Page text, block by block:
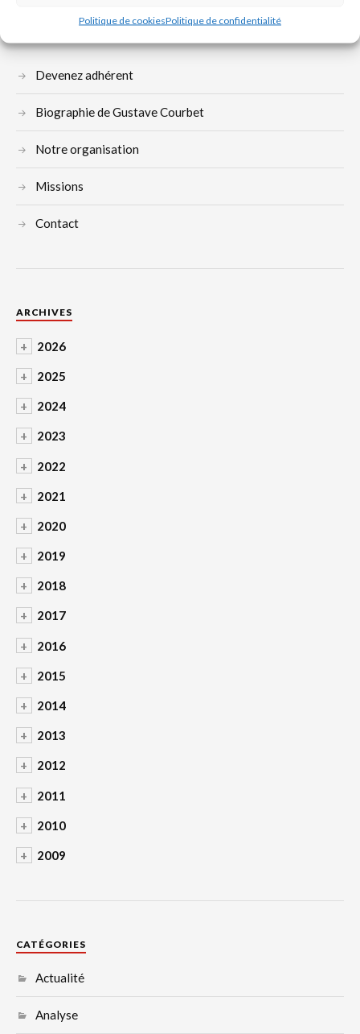
Politique de cookiesPolitique de confidentialité
Devenez adhérent
Biographie de Gustave Courbet
Notre organisation
Missions
Contact
ARCHIVES
+ 2026
+ 2025
+ 2024
+ 2023
+ 2022
+ 2021
+ 2020
+ 2019
+ 2018
+ 2017
+ 2016
+ 2015
+ 2014
+ 2013
+ 2012
+ 2011
+ 2010
+ 2009
CATÉGORIES
Actualité
Analyse